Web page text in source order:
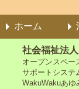
ホーム
社会福祉法
オープンスペ
サポートシス
WakuWakuあ